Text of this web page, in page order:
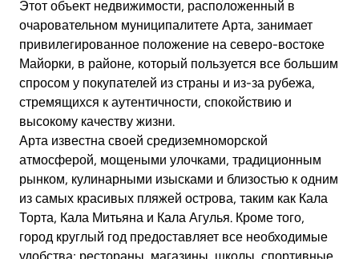
Этот объект недвижимости, расположенный в
очаровательном муниципалитете Арта, занимает
привилегированное положение на северо-востоке
Майорки, в районе, который пользуется все большим
спросом у покупателей из страны и из-за рубежа,
стремящихся к аутентичности, спокойствию и
высокому качеству жизни.
Арта известна своей средиземноморской
атмосферой, мощеными улочками, традиционным
рынком, кулинарными изысками и близостью к одним
из самых красивых пляжей острова, таким как Кала
Торта, Кала Митьяна и Кала Агулья. Кроме того,
город круглый год предоставляет все необходимые